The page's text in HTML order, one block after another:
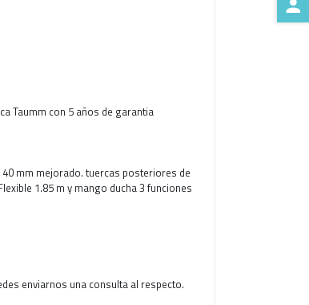
Taumm con 5 años de garantia
mm mejorado. tuercas posteriores de
1.85 m y mango ducha 3 funciones
enviarnos una consulta al respecto.